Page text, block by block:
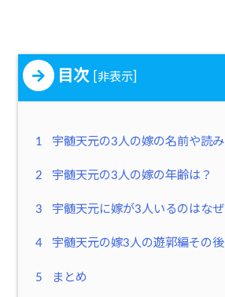
目次 非表示
1 宇髄天元の3人の嫁の名前や読み
2 宇髄天元の3人の嫁の年齢は？
3 宇髄天元に嫁が3人いるのはなぜ
4 宇髄天元の嫁3人の遊郭編その後
5 まとめ